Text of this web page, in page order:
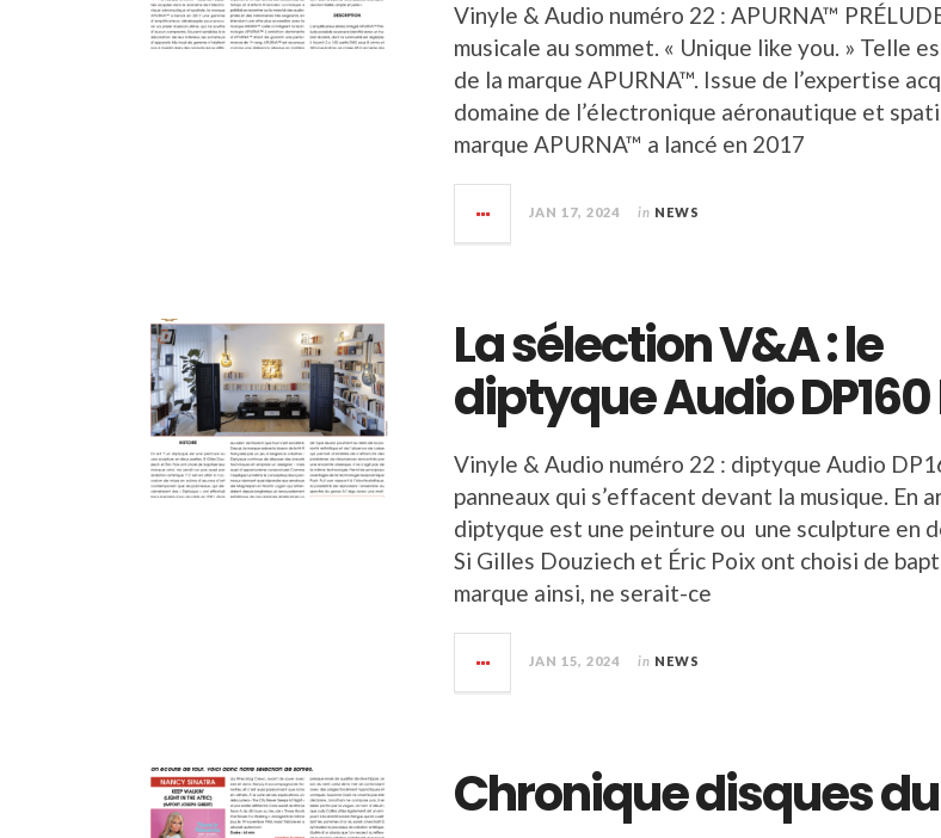
Vinyle & Audio numéro 22 : APURNA™
musicale au sommet. « Unique like you. » Telle
de la marque APURNA™. Issue de l’expertise
domaine de l’électronique aéronautique et
marque APURNA™ a lancé en 2017
JAN 17, 2024 in NEWS
La sélection V&A : le
diptyque Audio DP160
Vinyle & Audio numéro 22 : diptyque Audio
panneaux qui s’effacent devant la musique. En
diptyque est une peinture ou une sculpture en
Si Gilles Douziech et Éric Poix ont choisi de
marque ainsi, ne serait-ce
JAN 15, 2024 in NEWS
Chronique disques du